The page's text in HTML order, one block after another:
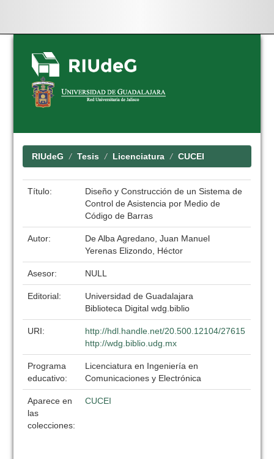
Skip
navigation
RIUdeG Tesis Licenciatura CUCEI
Título:
Diseño y Construcción de un Sistema de
Control de Asistencia por Medio de
Código de Barras
Autor:
De Alba Agredano, Juan Manuel
Yerenas Elizondo, Héctor
Asesor: NULL
Editorial:
Universidad de Guadalajara
Biblioteca Digital wdg.biblio
URI:
http://hdl.handle.net/20.500.12104/27615
http://wdg.biblio.udg.mx
Programa
educativo:
Licenciatura en Ingeniería en
Comunicaciones y Electrónica
Aparece en
las
colecciones:
CUCEI